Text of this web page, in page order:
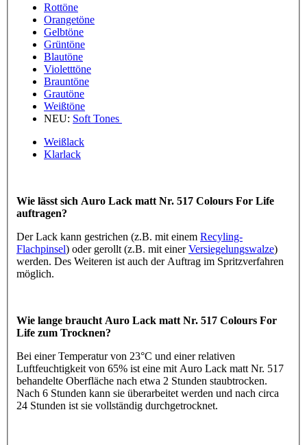
Rottöne
Orangetöne
Gelbtöne
Grüntöne
Blautöne
Violetttöne
Brauntöne
Grautöne
Weißtöne
NEU: Soft Tones
Weißlack
Klarlack
Wie lässt sich Auro Lack matt Nr. 517 Colours For Life
auftragen?
Der Lack kann gestrichen (z.B. mit einem Recyling-
Flachpinsel) oder gerollt (z.B. mit einerVersiegelungswalze)
werden. Des Weiteren ist auch der Auftrag im Spritzverfahren
möglich.
Wie lange braucht Auro Lack matt Nr. 517 Colours For
Life zum Trocknen?
Bei einer Temperatur von 23°C und einer relativen
Luftfeuchtigkeit von 65% ist eine mit Auro Lack matt Nr. 517
behandelte Oberfläche nach etwa 2 Stunden staubtrocken.
Nach 6 Stunden kann sie überarbeitet werden und nach circa
24 Stunden ist sie vollständig durchgetrocknet.